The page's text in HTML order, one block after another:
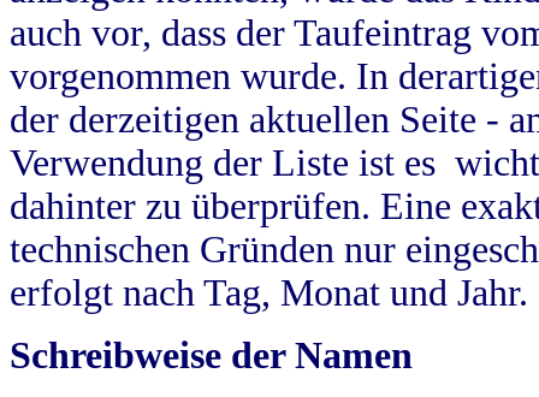
auch vor, dass der Taufeintrag
vorgenommen wurde. In
der derzeitigen aktuellen Seite -
Verwendung der Liste ist es
dahinter zu überprüfen. Eine
technischen Gründen nur
erfolgt nach Tag, Monat und Jahr.
Schreibweise der Namen